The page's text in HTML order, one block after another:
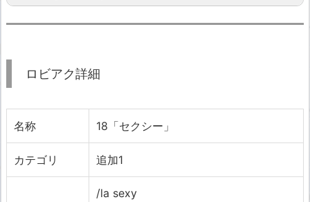
ロビアク詳細
名称 18「セクシー」
カテゴリ 追加1
/la sexy